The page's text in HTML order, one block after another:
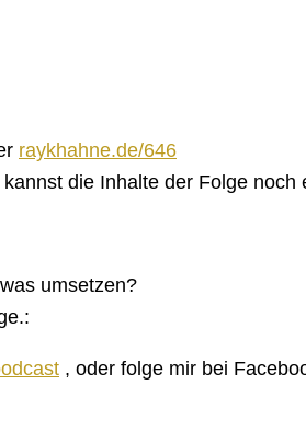
raykhahne.de/646
die Inhalte der Folge noch
umsetzen?
, oder folge mir bei